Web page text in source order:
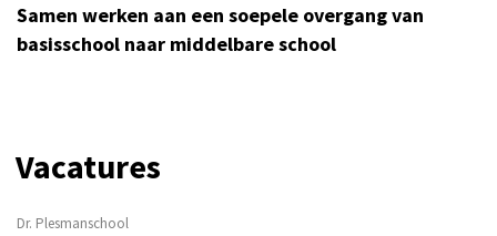
Samen werken aan een soepele overgang van
basisschool naar middelbare school
Vacatures
Dr. Plesmanschool